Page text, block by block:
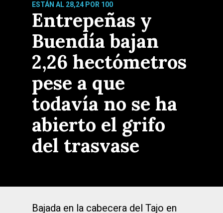
ESTÁN AL 28,24 POR 100
Entrepeñas y
Buendía bajan
2,26 hectómetros
pese a que
todavía no se ha
abierto el grifo
del trasvase
Bajada en la cabecera del Tajo en